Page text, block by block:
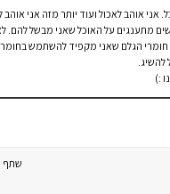
אני אוהב לאכול ועוד יותר מזה אני
מתענגים על האוכל שאני מבשל להם.
הגלם שאני מקפיד להשתמש בחומרי
להשיג.
:)
שתף